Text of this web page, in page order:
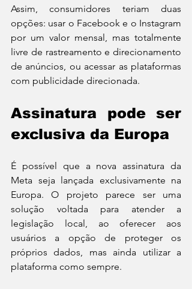
Assim, consumidores teriam duas
opções: usar o Facebook e o Instagram
por um valor mensal, mas totalmente
livre de rastreamento e direcionamento
de anúncios, ou acessar as plataformas
com publicidade direcionada.
Assinatura pode ser
exclusiva da Europa
É possível que a nova assinatura da
Meta seja lançada exclusivamente na
Europa. O projeto parece ser uma
solução voltada para atender a
legislação local, ao oferecer aos
usuários a opção de proteger os
próprios dados, mas ainda utilizar a
plataforma como sempre.